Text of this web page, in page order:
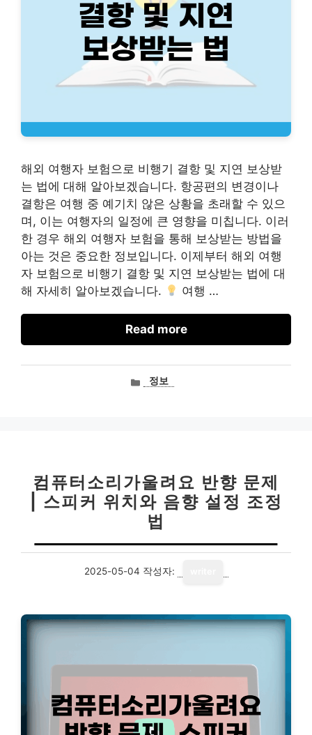
해외 여행자 보험으로 비행기 결항 및 지연 보상받
는 법에 대해 알아보겠습니다. 항공편의 변경이나
결항은 여행 중 예기치 않은 상황을 초래할 수 있으
며, 이는 여행자의 일정에 큰 영향을 미칩니다. 이러
한 경우 해외 여행자 보험을 통해 보상받는 방법을
아는 것은 중요한 정보입니다. 이제부터 해외 여행
자 보험으로 비행기 결항 및 지연 보상받는 법에 대
해 자세히 알아보겠습니다.
여행 …
Read more
카정보
컴퓨터소리가울려요 반향 문제
| 스피커 위치와 음향 설정 조정
법
2025-05-04 작성자: